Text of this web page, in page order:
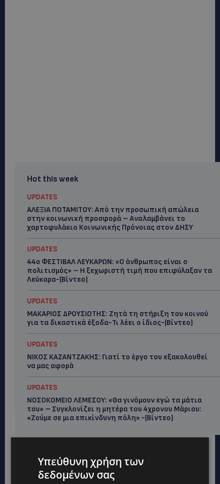
Hot this week
UPDATES
ΑΛΕΞΙΑ ΠΟΤΑΜΙΤΟΥ: Από την προσωπική απώλεια
στην κοινωνική προσφορά – Αναλαμβάνει το
χαρτοφυλάκιο Κοινωνικής Πρόνοιας στον ΔΗΣΥ
UPDATES
44ο ΦΕΣΤΙΒΑΛ ΛΕΥΚΑΡΩΝ: «Ο άνθρωπος είναι ο
πολιτισμός» – Η ξεχωριστή τιμή που επιφύλαξαν τα
Λεύκαρα-(Βίντεο)
UPDATES
ΜΑΚΑΡΙΟΣ ΔΡΟΥΣΙΩΤΗΣ: Ζητά τη στήριξη του κοινού
για τα δικαστικά έξοδα-Τι λέει ο ίδιος-(Βίντεο)
UPDATES
ΝΙΚΟΣ ΚΑΖΑΝΤΖΑΚΗΣ: Γιατί το έργο του εξακολουθεί
να μας αφορά
UPDATES
ΝΟΣΟΚΟΜΕΙΟ ΛΕΜΕΣΟΥ: «Θα γινόμουν εγώ τα μάτια
του» – Συγκλονίζει η μητέρα του 4χρονου Μάριου:
«Ζούμε σε μια επικίνδυνη πόλη» -(Βίντεο)
Υπεύθυνη χρήση των
δεδομένων σας